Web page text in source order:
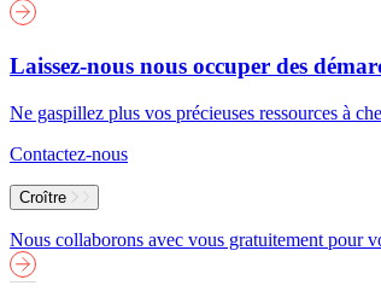
Laissez-nous nous occuper des
Ne gaspillez plus vos précieuses ressources à
Contactez-nous
Croître
Nous collaborons avec vous gratuitement pour